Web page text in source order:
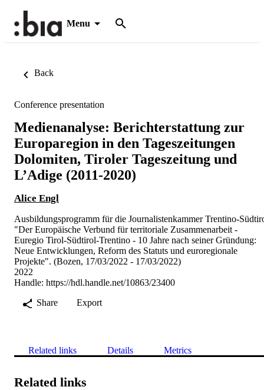
Menu
Back
Conference presentation
Medienanalyse: Berichterstattung zur
Europaregion in den Tageszeitungen
Dolomiten, Tiroler Tageszeitung und
L’Adige (2011-2020)
Alice Engl
Ausbildungsprogramm für die Journalistenkammer Trentino-
"Der Europäische Verbund für territoriale Zusammenarbeit -
Euregio Tirol-Südtirol-Trentino - 10 Jahre nach seiner Gründung:
Neue Entwicklungen, Reform des Statuts und euroregionale
Projekte". (Bozen, 17/03/2022 - 17/03/2022)
2022
Handle: https://hdl.handle.net/10863/23400
Share
Export
Related links Details Metrics
Related links